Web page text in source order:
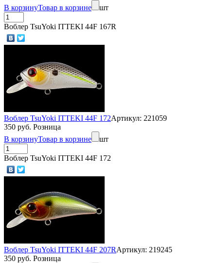
В корзинуТовар в корзине шт
Воблер TsuYoki ITTEKI 44F 167R
Воблер TsuYoki ITTEKI 44F 172Артикул: 221059
350 руб. Розница
В корзинуТовар в корзине шт
Воблер TsuYoki ITTEKI 44F 172
Воблер TsuYoki ITTEKI 44F 207RАртикул: 219245
350 руб. Розница